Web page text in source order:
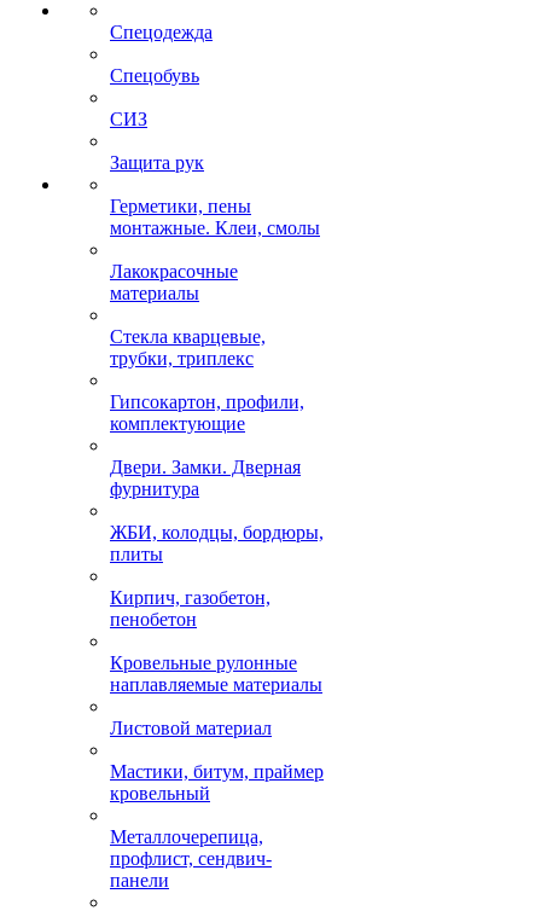
Спецодежда
Спецобувь
СИЗ
Защита рук
Герметики, пены
монтажные. Клеи, смолы
Лакокрасочные
материалы
Стекла кварцевые,
трубки, триплекс
Гипсокартон, профили,
комплектующие
Двери. Замки. Дверная
фурнитура
ЖБИ, колодцы, бордюры,
плиты
Кирпич, газобетон,
пенобетон
Кровельные рулонные
наплавляемые материалы
Листовой материал
Мастики, битум, праймер
кровельный
Металлочерепица,
профлист, сендвич-
панели